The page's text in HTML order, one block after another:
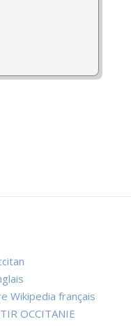
Wikipedia français
OCCITANIE